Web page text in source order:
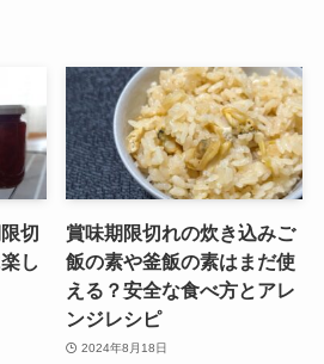
切
し
賞味期限切れの炊き込みご
飯の素や釜飯の素はまだ使
える？安全な食べ方とアレ
ンジレシピ
2024年8月18日